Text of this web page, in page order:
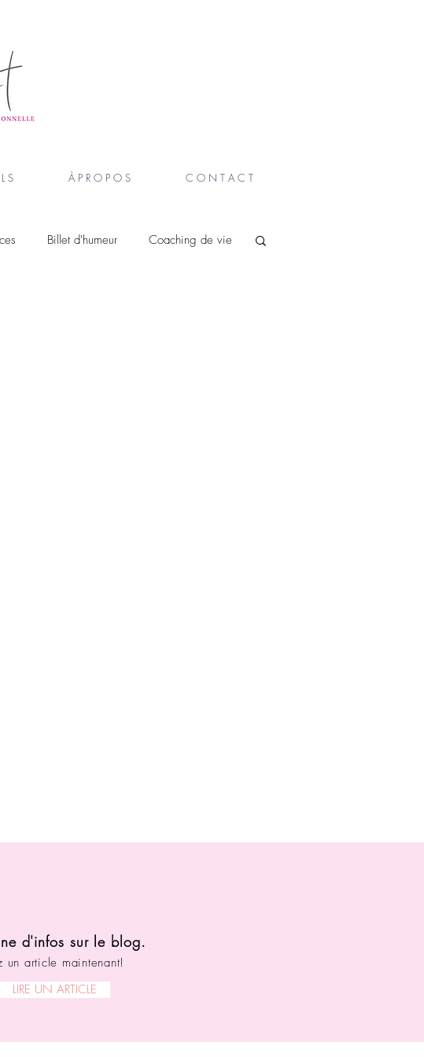
S À P R O P O S C O N T A C T
Billet d'humeur Coaching de vie
d'infos sur le blog.
un article maintenant!
LIRE UN ARTICLE